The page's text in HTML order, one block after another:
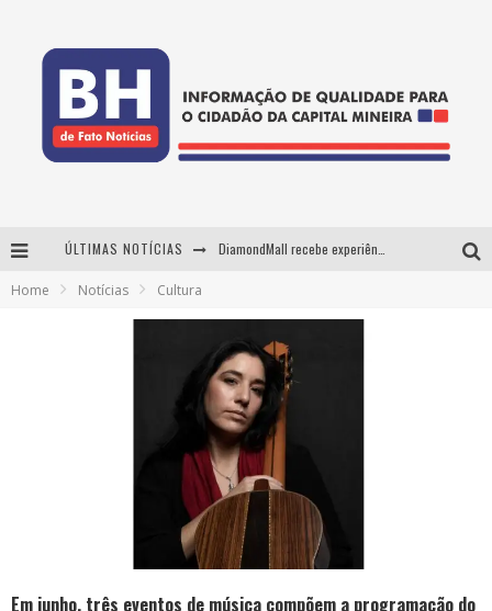
ÚLTIMAS NOTÍCIAS
Home Notícias Cultura
Em junho, três eventos de música compõem a programação do